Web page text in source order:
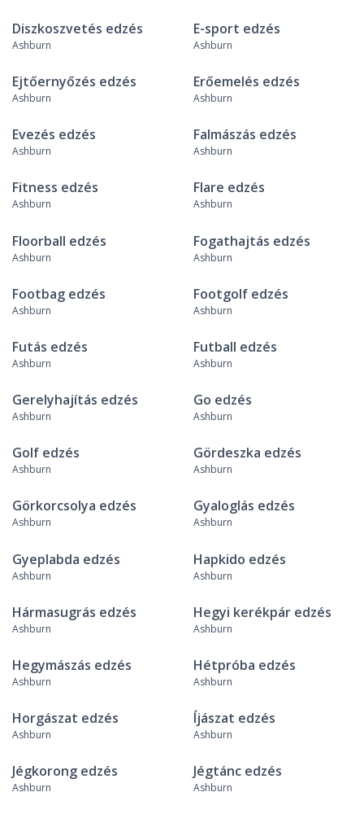
Diszkoszvetés edzés
Ashburn
E-sport edzés
Ashburn
Ejtőernyőzés edzés
Ashburn
Erőemelés edzés
Ashburn
Evezés edzés
Ashburn
Falmászás edzés
Ashburn
Fitness edzés
Ashburn
Flare edzés
Ashburn
Floorball edzés
Ashburn
Fogathajtás edzés
Ashburn
Footbag edzés
Ashburn
Footgolf edzés
Ashburn
Futás edzés
Ashburn
Futball edzés
Ashburn
Gerelyhajítás edzés
Ashburn
Go edzés
Ashburn
Golf edzés
Ashburn
Gördeszka edzés
Ashburn
Görkorcsolya edzés
Ashburn
Gyaloglás edzés
Ashburn
Gyeplabda edzés
Ashburn
Hapkido edzés
Ashburn
Hármasugrás edzés
Ashburn
Hegyi kerékpár edzés
Ashburn
Hegymászás edzés
Ashburn
Hétpróba edzés
Ashburn
Horgászat edzés
Ashburn
Íjászat edzés
Ashburn
Jégkorong edzés
Ashburn
Jégtánc edzés
Ashburn